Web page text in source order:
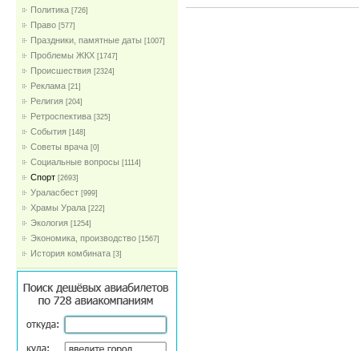
Политика [726]
Право [577]
Праздники, памятные даты [1007]
Проблемы ЖКХ [1747]
Проиcшествия [2324]
Реклама [21]
Религия [204]
Ретроспектива [325]
События [148]
Советы врача [0]
Социальные вопросы [1114]
Спорт [2693]
Ураласбест [999]
Храмы Урала [222]
Экология [1254]
Экономика, производство [1567]
История комбината [3]